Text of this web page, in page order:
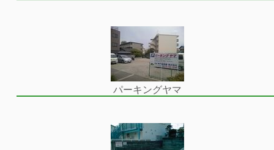
パーキングヤマ